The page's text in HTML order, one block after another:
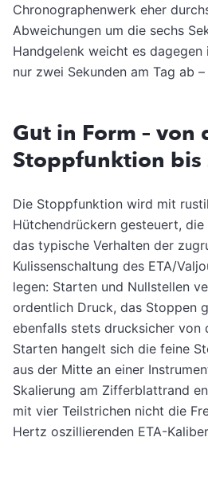
Chronographenwerk eher
Abweichungen um die sechs
Handgelenk weicht es dagegen
nur zwei Sekunden am Tag ab
Gut in Form – von
Stoppfunktion bis
Die Stoppfunktion wird mit
Hütchendrückern gesteuert,
das typische Verhalten der
Kulissenschaltung des ETA/
legen: Starten und Nullstellen
ordentlich Druck, das Stoppen
ebenfalls stets drucksicher von
Starten hangelt sich die feine
aus der Mitte an einer
Skalierung am Zifferblattrand
mit vier Teilstrichen nicht die
Hertz oszillierenden ETA-